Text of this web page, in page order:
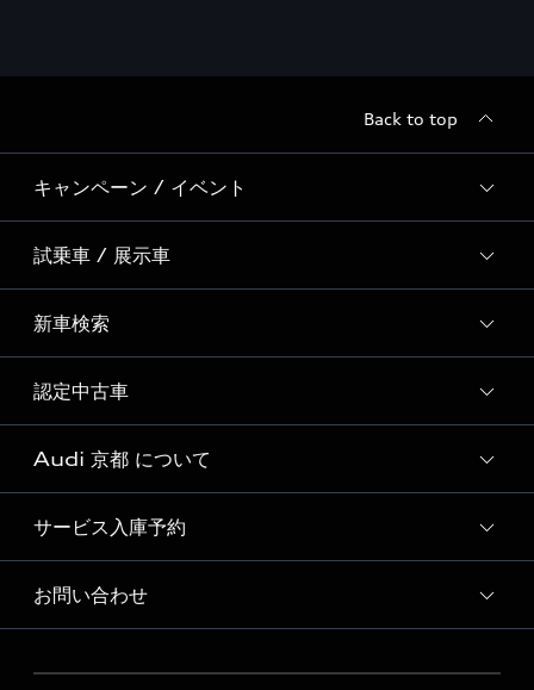
Back to top
キャンペーン / イベント
全国統一イベント
ディーラー独自イベント
試乗車 / 展示車
試乗予約
試乗車・展示車一覧
新車検索
新車検索
認定中古車
Audi認定中古車検索
Audi 京都 について
Audi 京都 店舗情報
Audi Approved Automobile 京都 店舗情報
Audi 京都 運営会社概要
Audi 京都 公式LINEアカウント
サービス入庫予約
Audi 京都 サービス入庫予約
お問い合わせ
各種お問い合わせ